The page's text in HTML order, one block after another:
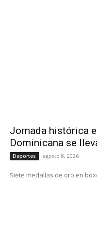
Jornada histórica
Dominicana se
Deportes agosto 8, 2026
Siete medallas de oro en